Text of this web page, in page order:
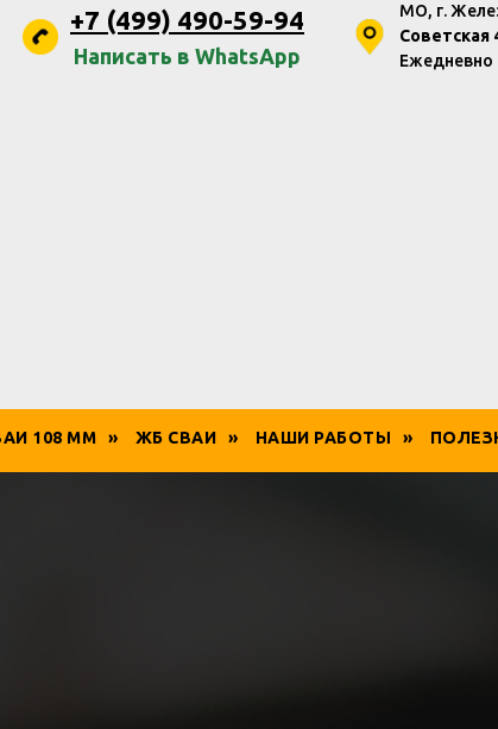
+7 (499) 490-59-94
Написать в WhatsApp
МО, г.
Советская
Ежедневно
108 ММ » ЖБ СВАИ » НАШИ РАБОТЫ »